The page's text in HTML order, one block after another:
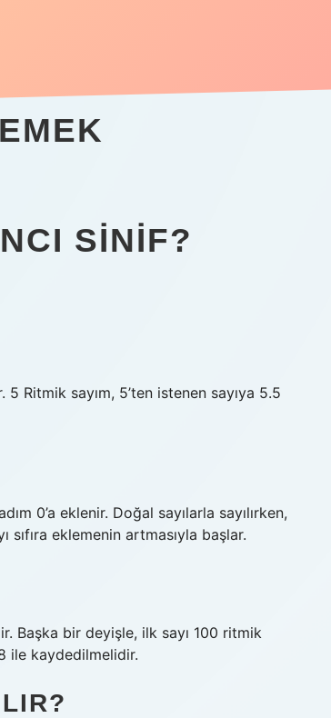
SINIF?
5 Ritmik sayım, 5’ten istenen sayıya 5.5
0’a eklenir. Doğal sayılarla sayılırken,
sıfıra eklemenin artmasıyla başlar.
Başka bir deyişle, ilk sayı 100 ritmik
ile kaydedilmelidir.